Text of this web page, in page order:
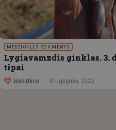
MEDŽIOKLĖS REIKMENYS
Lygiavamzdis ginklas. 3.
tipai
Išskirtinis 31. gegužė, 2022